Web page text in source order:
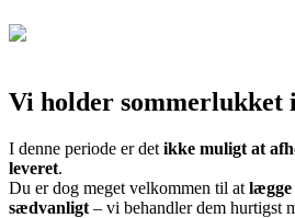
Vi holder sommerlukket
I denne periode er det ikke muligt at
leveret.
Du er dog meget velkommen til at lægge
sædvanligt – vi behandler dem hurtigst